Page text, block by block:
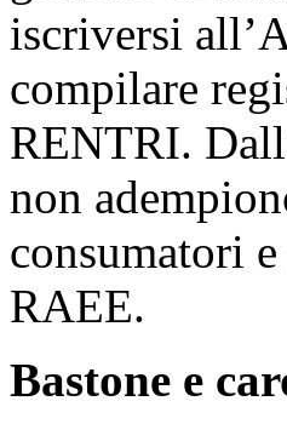
iscriversi
compilare
RENTRI.
non
consumatori
RAEE.
Bastone e